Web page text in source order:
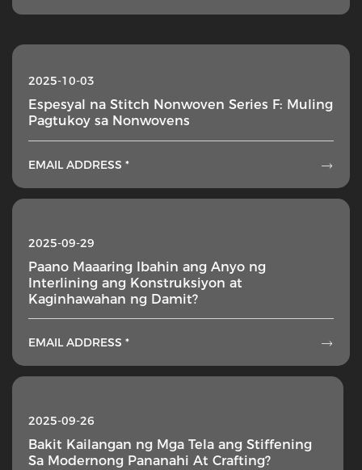
2025-10-03
Espesyal na Stitch Nonwoven Series F: Muling
Pagtukoy sa Nonwovens
EMAIL ADDRESS * 
2025-09-29
Paano Maaaring Ibahin ang Anyo ng
Interlining ang Konstruksiyon at
Kaginhawahan ng Damit?
EMAIL ADDRESS * 
2025-09-26
Bakit Kailangan ng Mga Tela ang Stiffening
Sa Modernong Pananahi At Crafting?